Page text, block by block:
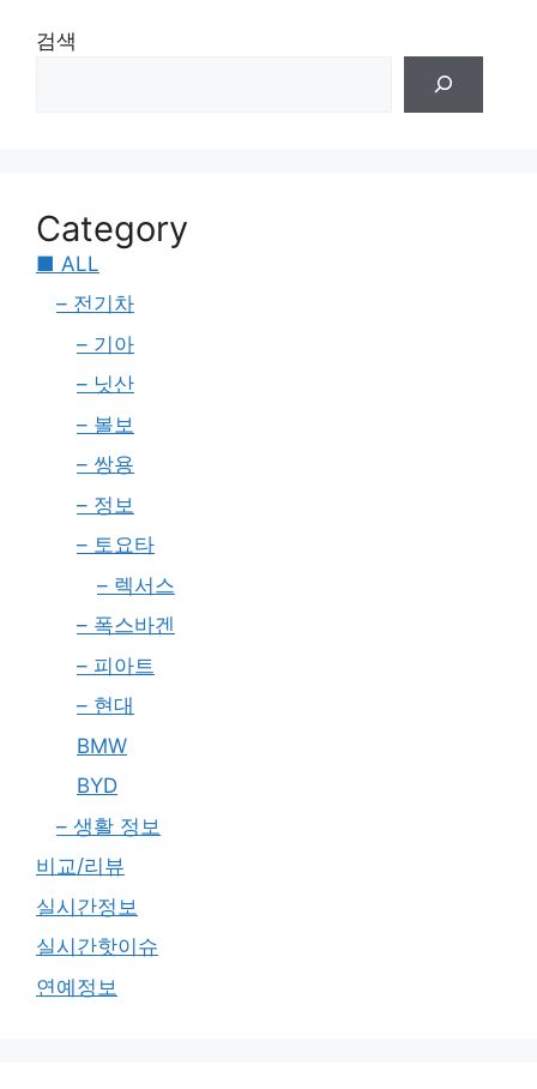
검색
Category
■ ALL
– 전기차
– 기아
– 닛산
– 볼보
– 쌍용
– 정보
– 토요타
– 렉서스
– 폭스바겐
– 피아트
– 현대
BMW
BYD
– 생활 정보
비교/리뷰
실시간정보
실시간핫이슈
연예정보